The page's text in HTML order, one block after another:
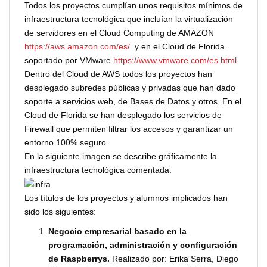
Todos los proyectos cumplían unos requisitos mínimos de
infraestructura tecnológica que incluían la virtualización
de servidores en el Cloud Computing de AMAZON
https://aws.amazon.com/es/ y en el Cloud de Florida
soportado por VMware https://www.vmware.com/es.html.
Dentro del Cloud de AWS todos los proyectos han
desplegado subredes públicas y privadas que han dado
soporte a servicios web, de Bases de Datos y otros. En el
Cloud de Florida se han desplegado los servicios de
Firewall que permiten filtrar los accesos y garantizar un
entorno 100% seguro.
En la siguiente imagen se describe gráficamente la
infraestructura tecnológica comentada:
Los títulos de los proyectos y alumnos implicados han
sido los siguientes:
Negocio empresarial basado en la
programación, administración y configuración
de Raspberrys. Realizado por: Erika Serra, Diego